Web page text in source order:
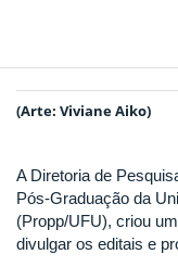
(Arte: Viviane Aiko)
A Diretoria de
Pós-Graduação da
(Propp/UFU), criou
divulgar os editais e